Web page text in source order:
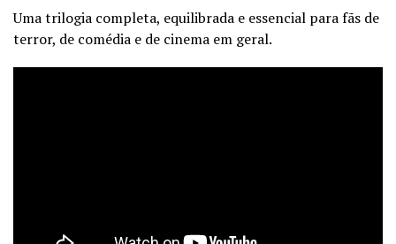
Uma trilogia completa, equilibrada e essencial para fãs de
terror, de comédia e de cinema em geral.